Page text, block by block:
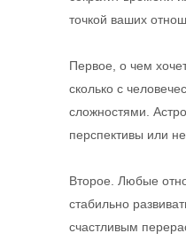
точкой ваших
Первое, о чем
сколько с
сложностями.
перспективы или
Второе. Любые
стабильно
счастливым